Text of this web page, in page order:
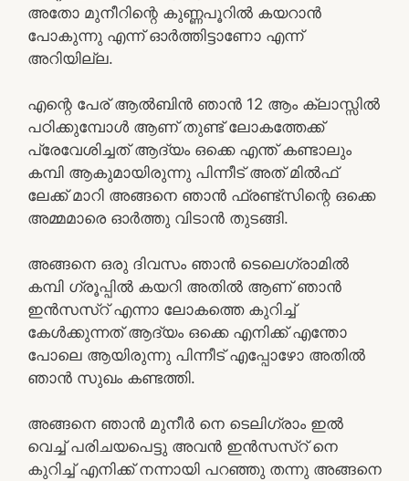
അതോ മുനീറിന്റെ കുണ്ണപൂറിൽ കയറാൻ
പോകുന്നു എന്ന് ഓർത്തിട്ടാണോ എന്ന്
അറിയില്ല.
എന്റെ പേര് ആൽബിൻ ഞാൻ 12 ആം ക്ലാസ്സിൽ
പഠിക്കുമ്പോൾ ആണ് തുണ്ട് ലോകത്തേക്ക്
പ്രേവേശിച്ചത് ആദ്യം ഒക്കെ എന്ത് കണ്ടാലും
കമ്പി ആകുമായിരുന്നു പിന്നീട് അത് മിൽഫ്
ലേക്ക് മാറി അങ്ങനെ ഞാൻ ഫ്രണ്ട്സിന്റെ ഒക്കെ
അമ്മമാരെ ഓർത്തു വിടാൻ തുടങ്ങി.
അങ്ങനെ ഒരു ദിവസം ഞാൻ ടെലെഗ്രാമിൽ
കമ്പി ഗ്രൂപ്പിൽ കയറി അതിൽ ആണ് ഞാൻ
ഇൻസസ്റ് എന്നാ ലോകത്തെ കുറിച്ച്
കേൾക്കുന്നത് ആദ്യം ഒക്കെ എനിക്ക് എന്തോ
പോലെ ആയിരുന്നു പിന്നീട് എപ്പോഴോ അതിൽ
ഞാൻ സുഖം കണ്ടത്തി.
അങ്ങനെ ഞാൻ മുനീർ നെ ടെലിഗ്രാം ഇൽ
വെച്ച് പരിചയപെട്ടു അവൻ ഇൻസസ്റ് നെ
കുറിച്ച് എനിക്ക് നന്നായി പറഞ്ഞു തന്നു അങ്ങനെ